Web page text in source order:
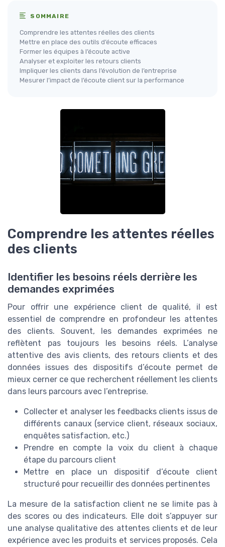
SOMMAIRE
Comprendre les attentes réelles des clients
Mettre en place des outils d’écoute efficaces
Former les équipes à l’écoute active
Analyser et exploiter les retours clients
Impliquer les clients dans l’évolution de l’entreprise
Mesurer l’impact de l’écoute client sur la performance
Comprendre les attentes réelles
des clients
Identifier les besoins réels derrière les
demandes exprimées
Pour offrir une expérience client de qualité, il est
essentiel de comprendre en profondeur les attentes
des clients. Souvent, les demandes exprimées ne
reflètent pas toujours les besoins réels. L’analyse
attentive des avis clients, des retours clients et des
données issues des dispositifs d’écoute permet de
mieux cerner ce que recherchent réellement les clients
dans leurs parcours avec l’entreprise.
Collecter et analyser les feedbacks clients issus de
différents canaux (service client, réseaux sociaux,
enquêtes satisfaction, etc.)
Prendre en compte la voix du client à chaque
étape du parcours client
Mettre en place un dispositif d’écoute client
structuré pour recueillir des données pertinentes
La mesure de la satisfaction client ne se limite pas à
des scores ou des indicateurs. Elle doit s’appuyer sur
une analyse qualitative des attentes clients et de leur
expérience avec les produits et services proposés. Cela